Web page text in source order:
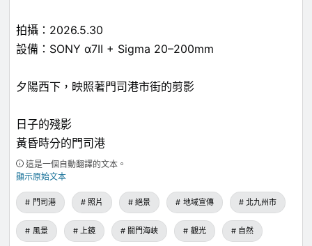
拍攝：2026.5.30
設備：SONY α7II + Sigma 20–200mm
夕陽西下，映照著門司港市街的剪影
日子的殘影
黃昏時分的門司港
這是一個自動翻譯的文本。
顯示原始文本
門司港 照片 絕景 地域宣傳 北九州市
風景 上鏡 關門海峽 觀光 自然